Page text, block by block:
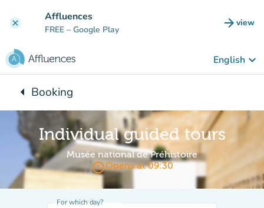
clear Affluences
FREE – Google Play arrow_forward view
(new
English keyboard_arrow_down
arrow_leftBack to:
Booking
Individual guided tours
Musée national de Préhistoire
access_timeOpens at 09:30
For which day?